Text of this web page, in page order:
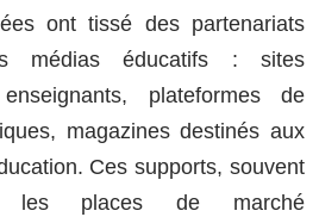
ont tissé des partenariats
médias éducatifs : sites
plateformes de
magazines destinés aux
Ces supports, souvent
les places de marché